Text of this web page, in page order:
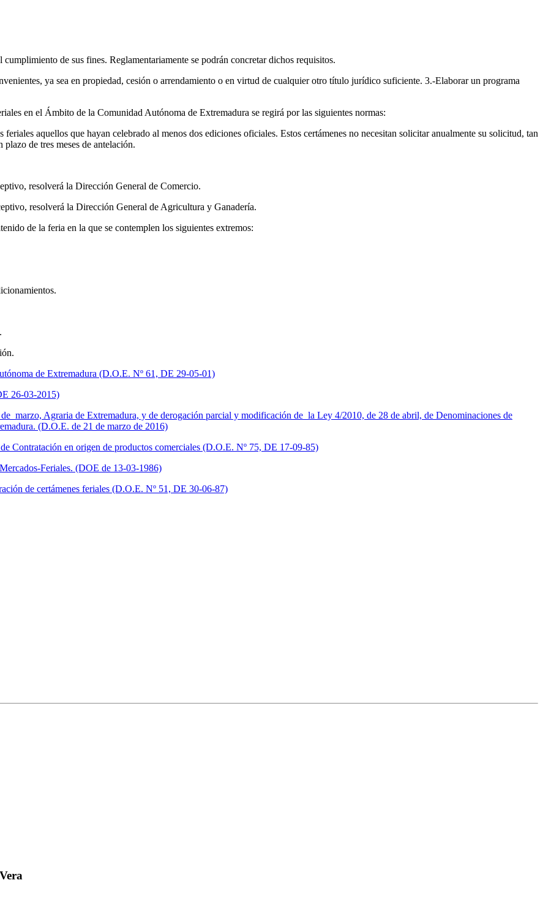
de sus fines. Reglamentariamente se podrán concretar dichos requisitos.
ya sea en propiedad, cesión o arrendamiento o en virtud de cualquier otro título jurídico suficiente. 3.-Elaborar un programa
en el Ámbito de la Comunidad Autónoma de Extremadura se regirá por las siguientes normas:
feriales aquellos que hayan celebrado al menos dos ediciones oficiales. Estos certámenes no necesitan solicitar anualmente su solicitud, tan
de tres meses de antelación.
resolverá la Dirección General de Comercio.
resolverá la Dirección General de Agricultura y Ganadería.
de la feria en la que se contemplen los siguientes extremos:
de Extremadura (D.O.E. Nº 61, DE 29-05-01)
26-03-2015)
marzo, Agraria de Extremadura, y de derogación parcial y modificación de la Ley 4/2010, de 28 de abril, de Denominaciones de
(D.O.E. de 21 de marzo de 2016)
Contratación en origen de productos comerciales (D.O.E. Nº 75, DE 17-09-85)
Feriales. (DOE de 13-03-1986)
de certámenes feriales (D.O.E. Nº 51, DE 30-06-87)